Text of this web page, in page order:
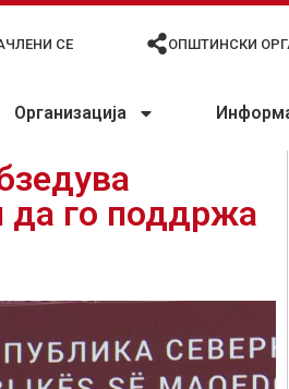
СЕ ОПШТИНСКИ
Организација
да го поддржа